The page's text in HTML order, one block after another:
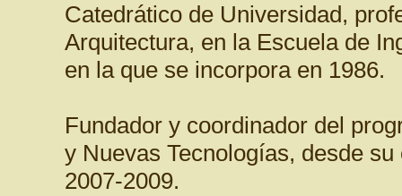
Catedrático de Universidad,
Arquitectura, en la Escuela de
en la que se incorpora en 1986.
Fundador y coordinador del
y Nuevas Tecnologías, desde
2007-2009.